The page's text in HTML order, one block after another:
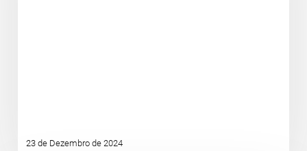
23 de Dezembro de 2024